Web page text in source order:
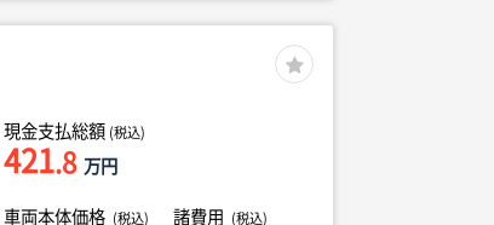
現金支払総額 (税込)
421.8 万円
車両本体価格 (税込) 諸費用 (税込)